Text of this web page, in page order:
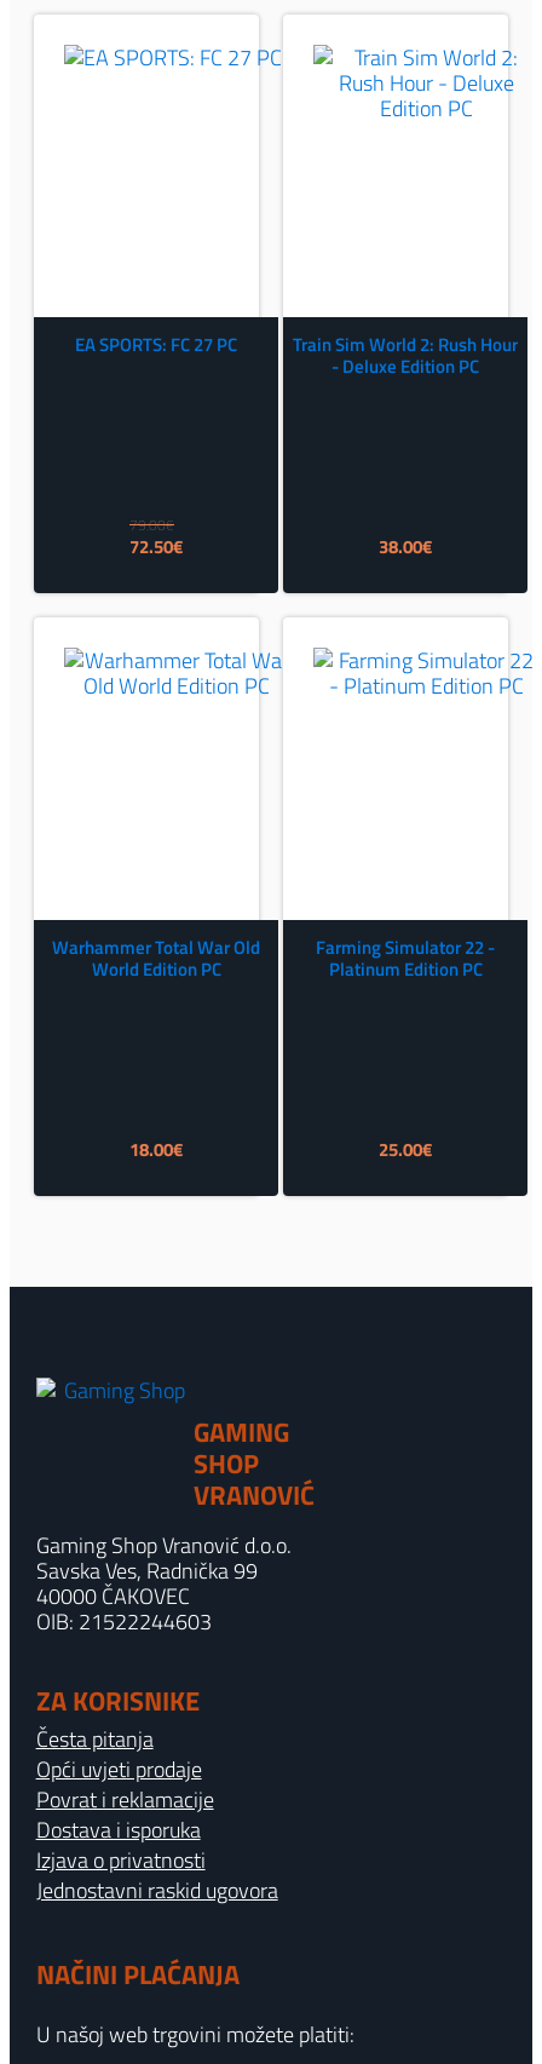
EA SPORTS: FC 27 PC
79.00€
Izvorna
bila
je:
72.50€Trenutna
je:
72.50€.
Train Sim World 2: Rush Hour
- Deluxe Edition PC
38.00€
Warhammer Total War Old
World Edition PC
18.00€
Farming Simulator 22 -
Platinum Edition PC
25.00€
GAMING
SHOP
VRANOVIĆ
Gaming Shop Vranović d.o.o.
Savska Ves, Radnička 99
40000 ČAKOVEC
OIB: 21522244603
ZA KORISNIKE
Česta pitanja
Opći uvjeti prodaje
Povrat i reklamacije
Dostava i isporuka
Izjava o privatnosti
Jednostavni raskid ugovora
NAČINI PLAĆANJA
U našoj web trgovini možete platiti: